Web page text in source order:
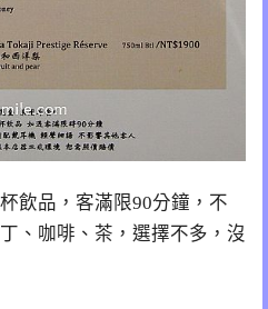
飲品，客滿限90分鐘，不
、咖啡、茶，選擇不多，沒